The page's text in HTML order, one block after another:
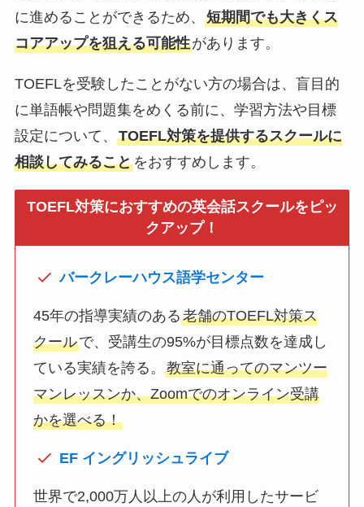
に進めることができるため、 短期間でも大きくス
コアアップを狙える可能性があります。
TOEFLを受験したことがない方の場合は、盲目的
に単語帳や問題集をめくる前に、学習方法や目標
設定について、 TOEFL対策を提供するスクールに
相談してみることをおすすめします。
TOEFL対策におすすめの英会話スクールをピッ
クアップ！
バークレーハウス語学センター
45年の指導実績のある老舗のTOEFL対策ス
クールで、受講生の95%が目標点数を達成し
ている実績を誇る。教室に通ってのマンツー
マンレッスンか、Zoomでのオンライン受講
かを選べる！
EF イングリッシュライブ
世界で2,000万人以上の人が利用したサービ